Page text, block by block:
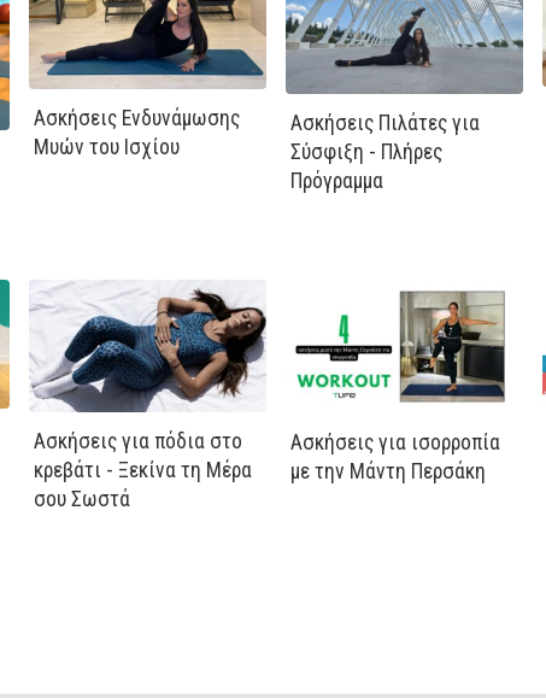
Ασκήσεις Ενδυνάμωσης
Μυών του Ισχίου
Ασκήσεις Πιλάτες για
Σύσφιξη - Πλήρες
Πρόγραμμα
Ασκήσεις για πόδια στο
κρεβάτι - Ξεκίνα τη Μέρα
σου Σωστά
Ασκήσεις για ισορροπία
με την Μάντη Περσάκη